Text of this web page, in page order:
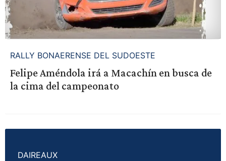
RALLY BONAERENSE DEL SUDOESTE
Felipe Améndola irá a Macachín en busca de
la cima del campeonato
DAIREAUX